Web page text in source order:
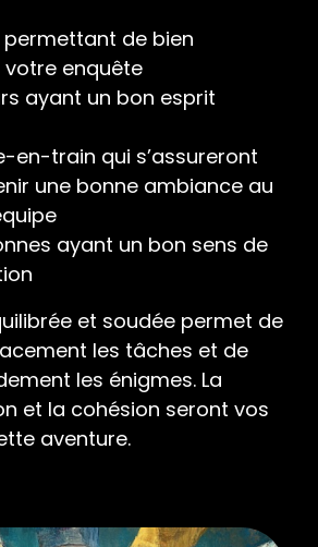
permettant de bien
enquête
ayant un bon esprit
en-train qui s’assureront
une bonne ambiance au
ayant un bon sens de
et soudée permet de
les tâches et de
les énigmes. La
et la cohésion seront vos
aventure.